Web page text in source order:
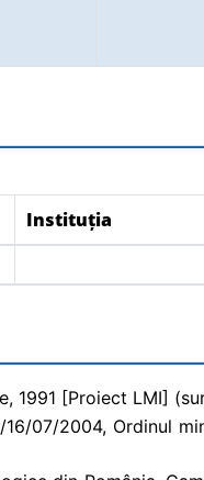
Instituția
1991 [Proiect LMI]
07/2004, Ordinul